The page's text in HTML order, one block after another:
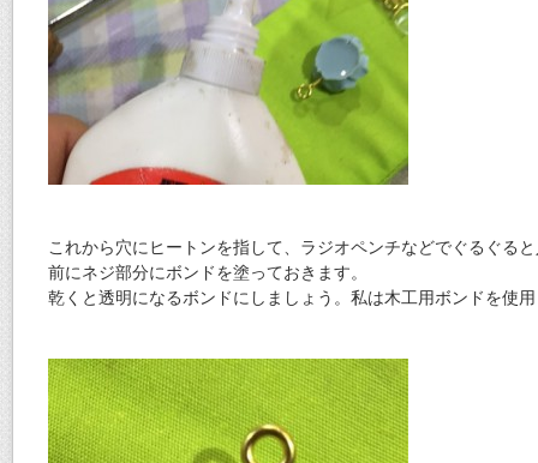
これから穴にヒートンを指して、ラジオペンチなどでぐるぐる
前にネジ部分にボンドを塗っておきます。
乾くと透明になるボンドにしましょう。私は木工用ボンドを使